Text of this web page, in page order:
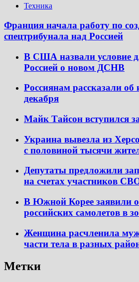
Техника
Франция начала работу по
спецтрибунала над Россией
В США назвали условие
Россией о новом ДСНВ
Россиянам рассказали об
декабря
Майк Тайсон вступился
Украина вывезла из
с половиной тысячи
Депутаты предложили
на счетах участников
В Южной Корее заявили
российских самолетов в
Женщина расчленила
части тела в разных
Метки